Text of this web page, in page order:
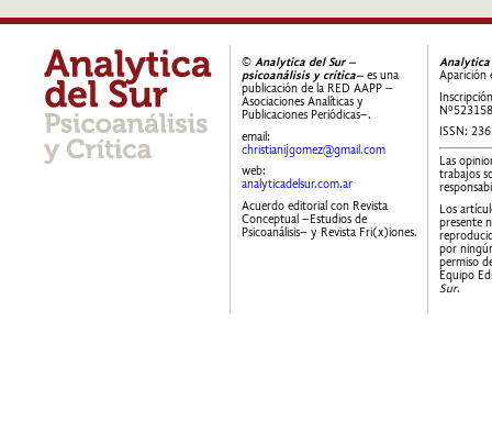
© Analytica del Sur –
psicoanálisis y crítica– es una
publicación de la RED AAPP –
Asociaciones Analíticas y
Publicaciones Periódicas–.
email:
christianijgomez@gmail.com
web:
analyticadelsur.com.ar
Acuerdo editorial con Revista
Conceptual –Estudios de
Psicoanálisis– y Revista Fri(x)iones.
Analytica
Aparición
ISSN:
Las
trabajos
Los
presente
por
permiso
Equipo
Sur.